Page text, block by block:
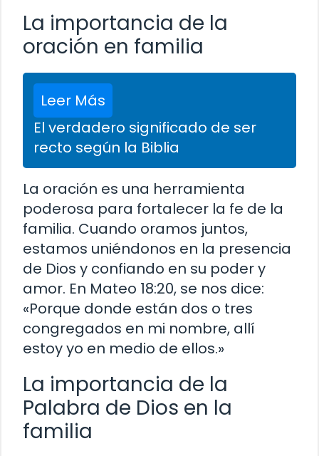
La importancia de la
oración en familia
Leer Más
El verdadero significado de ser
recto según la Biblia
La oración es una herramienta
poderosa para fortalecer la fe de la
familia. Cuando oramos juntos,
estamos uniéndonos en la presencia
de Dios y confiando en su poder y
amor. En Mateo 18:20, se nos dice:
«Porque donde están dos o tres
congregados en mi nombre, allí
estoy yo en medio de ellos.»
La importancia de la
Palabra de Dios en la
familia